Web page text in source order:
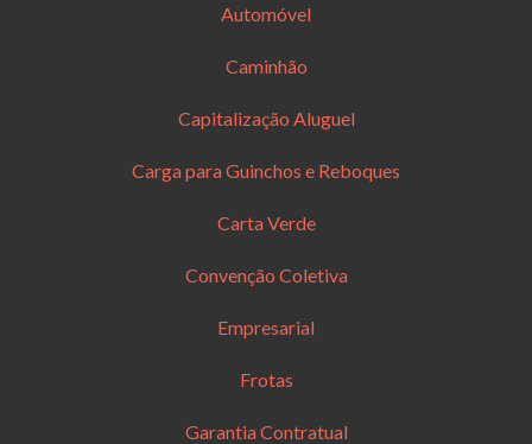
Automóvel
Caminhão
Capitalização Aluguel
Carga para Guinchos e Reboques
Carta Verde
Convenção Coletiva
Empresarial
Frotas
Garantia Contratual